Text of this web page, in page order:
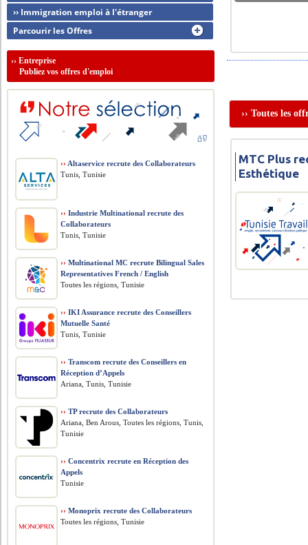
›› Toutes les
MTC Plus
Esthétique
›› Immigration emploi à l'étranger
Parcourir les Offres
››Entreprise
Publiez vos offres d'emploi
›› Altaservice recrute des Collaborateurs
Tunis, Tunisie
›› Industrie Multinational recrute des
Collaborateurs
Tunis, Tunisie
›› Multinational MC recrute Bilingual Sales
Representatives French / English
Toutes les régions, Tunisie
›› IKI Assurance recrute des Conseillers
Mutuelle Santé
Tunis, Tunisie
›› Transcom recrute des Conseillers en
Réception d’Appels
Ariana, Tunis, Tunisie
›› TP recrute des Collaborateurs
Ariana, Ben Arous, Toutes les régions, Tunis,
Tunisie
›› Concentrix recrute en Réception des
Appels
Tunisie
›› Monoprix recrute des Collaborateurs
Toutes les régions, Tunisie